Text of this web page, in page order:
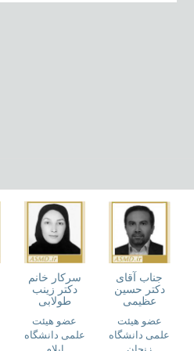
سرکار خانم
دکتر زینب
طولابی
عضو هیئت
علمی دانشگاه
جناب آقای
دکتر حسین
عظیمی
عضو هیئت
علمی دانشگاه
زنجان